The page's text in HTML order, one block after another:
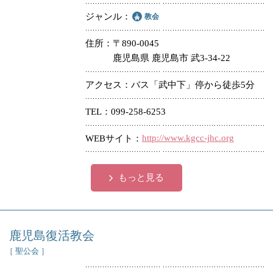
ジャンル 教会
住所
〒890-0045
鹿児島県 鹿児島市 武3-34-22
アクセス バス「武中下」停から徒歩5分
TEL 099-258-6253
WEBサイト http://www.kgcc-jhc.org
もっと見る
鹿児島復活教会
［ 聖公会 ］